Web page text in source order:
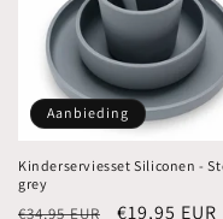
Aanbieding
Kinderserviesset Siliconen -
grey
Normale
€34,95 EUR €19,95 EUR